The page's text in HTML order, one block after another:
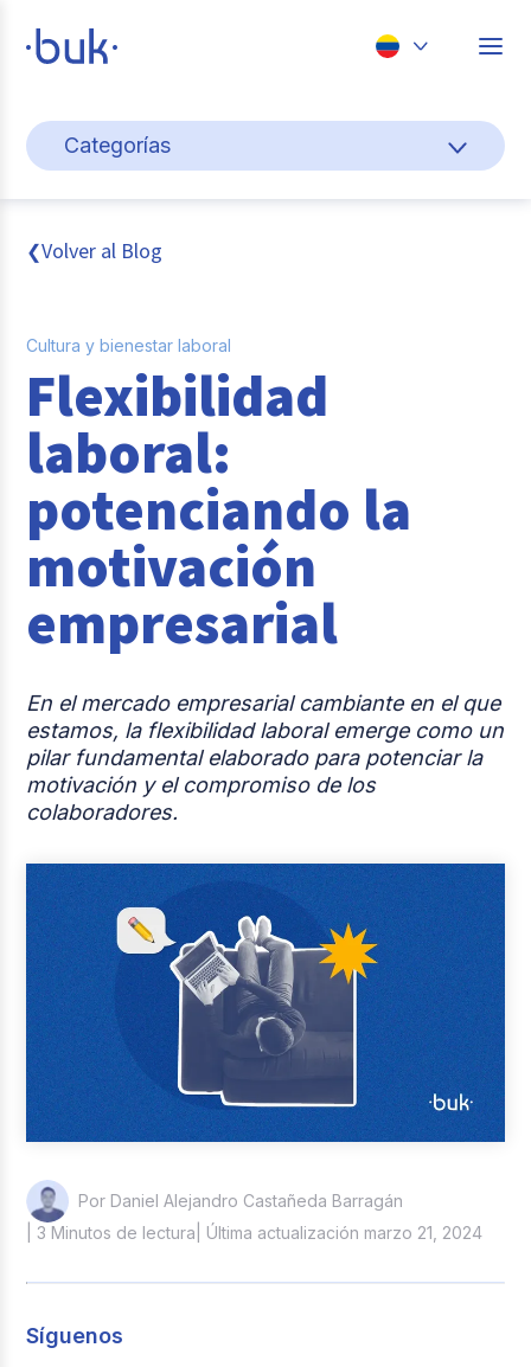
Perú
Categorías
Cultura y bienestar laboral
Gestión de personas
Pago de nómina
Buk
Transformación digital
Tendencias y Data
Reclutamiento y Selección
Casos de éxito
Entrevistas
❮Volver al Blog
Cultura y bienestar laboral
Flexibilidad
laboral:
potenciando la
motivación
empresarial
En el mercado empresarial cambiante en el que
estamos, la flexibilidad laboral emerge como un
pilar fundamental elaborado para potenciar la
motivación y el compromiso de los
colaboradores.
Por Daniel Alejandro Castañeda Barragán
| 3 Minutos de lectura | Última actualización marzo 21, 2024
Síguenos